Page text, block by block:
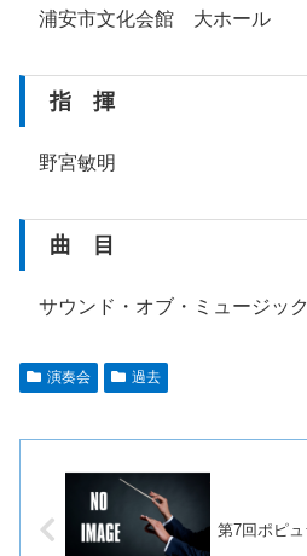
浦安市文化会館 大ホール
指 揮
野宮敏明
曲 目
サウンド・オブ・ミュージック
演奏会 過去
第7回ポピ